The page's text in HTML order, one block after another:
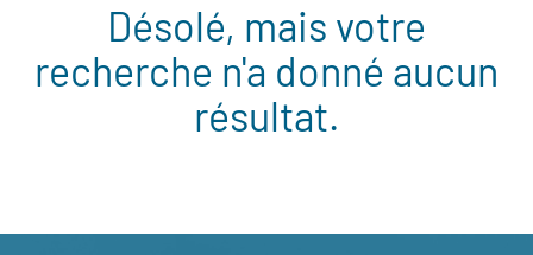
Désolé, mais votre
recherche n'a donné aucun
résultat.